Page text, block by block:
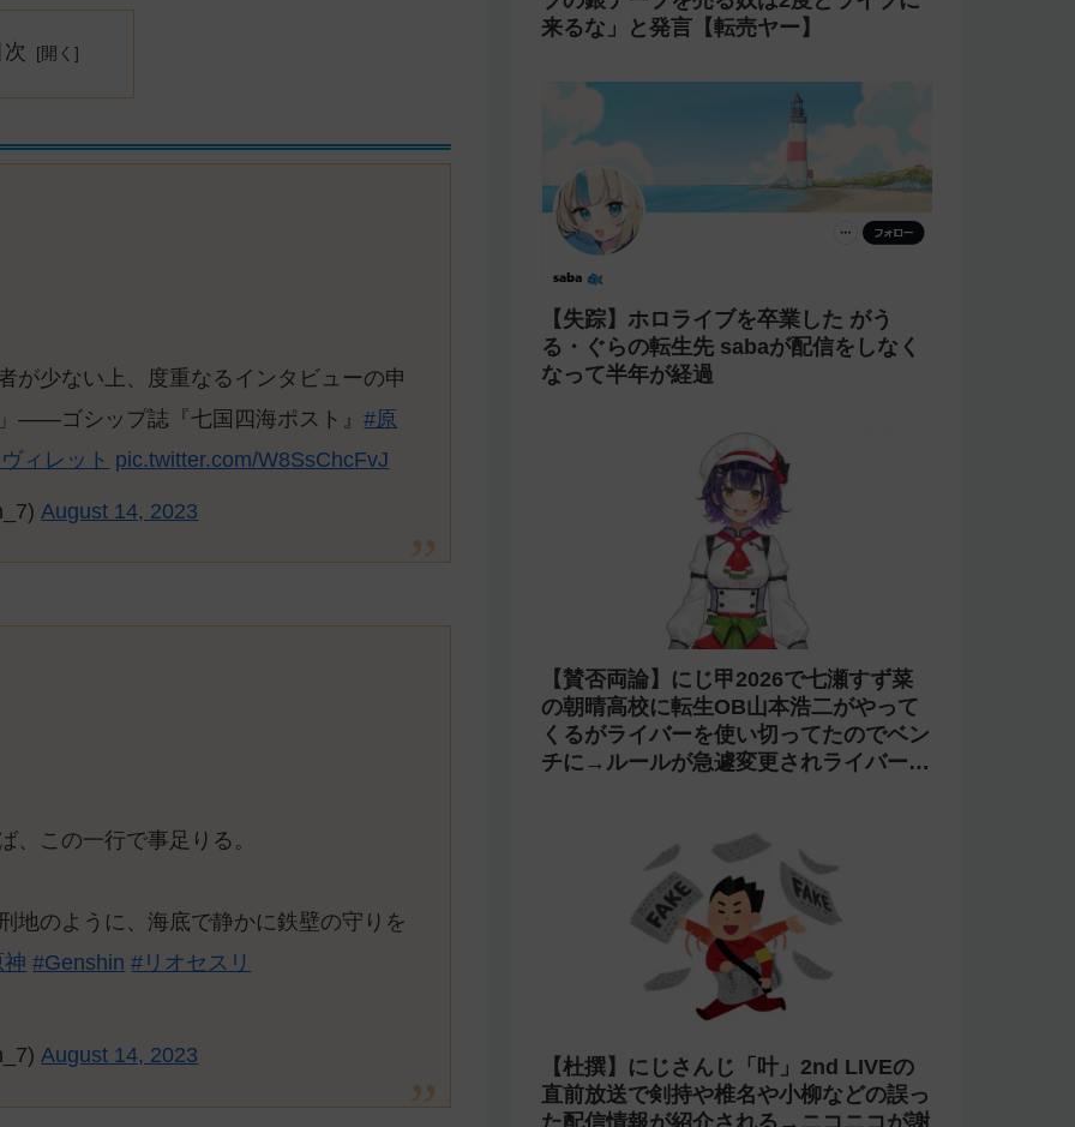
が少ない上、度重なるインタビューの申
——ゴシップ誌『七国四海ポスト』#原
ィレット pic.twitter.com/W8SsChcFvJ
August 14, 2023
この一行で事足りる。
地のように、海底で静かに鉄壁の守りを
神 #Genshin #リオセスリ
August 14, 2023
【炎上商法】個人vtuber 欖式 卯美優が
「親がガンになったの？がーん笑」とい
うコメントに「そのギャグうける！」と
返せないとvtuberになるのはオススメし
【激怒】にじさんじ 甲斐田晴が「ライ
ブの銀テープを売る奴は2度とライブに
来るな」と発言【転売ヤー】
る・ぐらの転生先 sabaが配信をしなく
なって半年が経過